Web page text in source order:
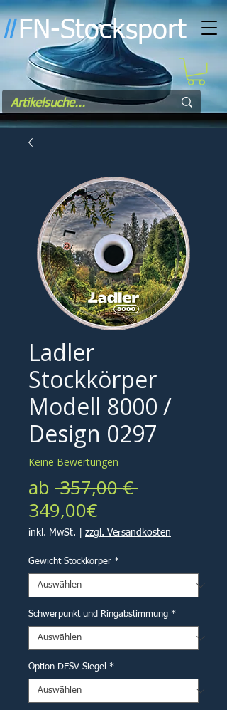
ll FN-Stocksport
Ladler
Stockkörper
Modell 8000 /
Design 0297
Keine Bewertungen
ab 357,00 €
349,00€Sale-
Preis
inkl. MwSt. zzgl. Versandkosten
Gewicht Stockkörper *
Schwerpunkt und Ringabstimmung *
Option DESV Siegel *